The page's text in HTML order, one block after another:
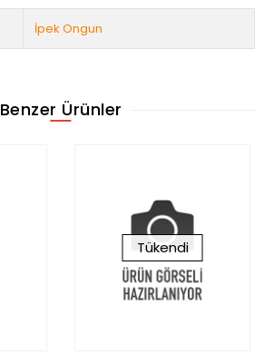
İpek Ongun
Benzer Ürünler
Tükendi